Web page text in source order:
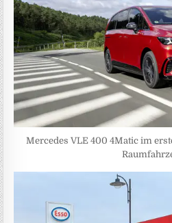
Mercedes VLE 400 4Matic im